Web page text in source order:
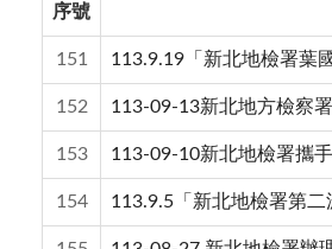
序號
151 113.9.19「新北地檢署葉
152 113-09-13新北地方檢察
153 113-09-10新北地檢署攜
154 113.9.5「新北地檢署第